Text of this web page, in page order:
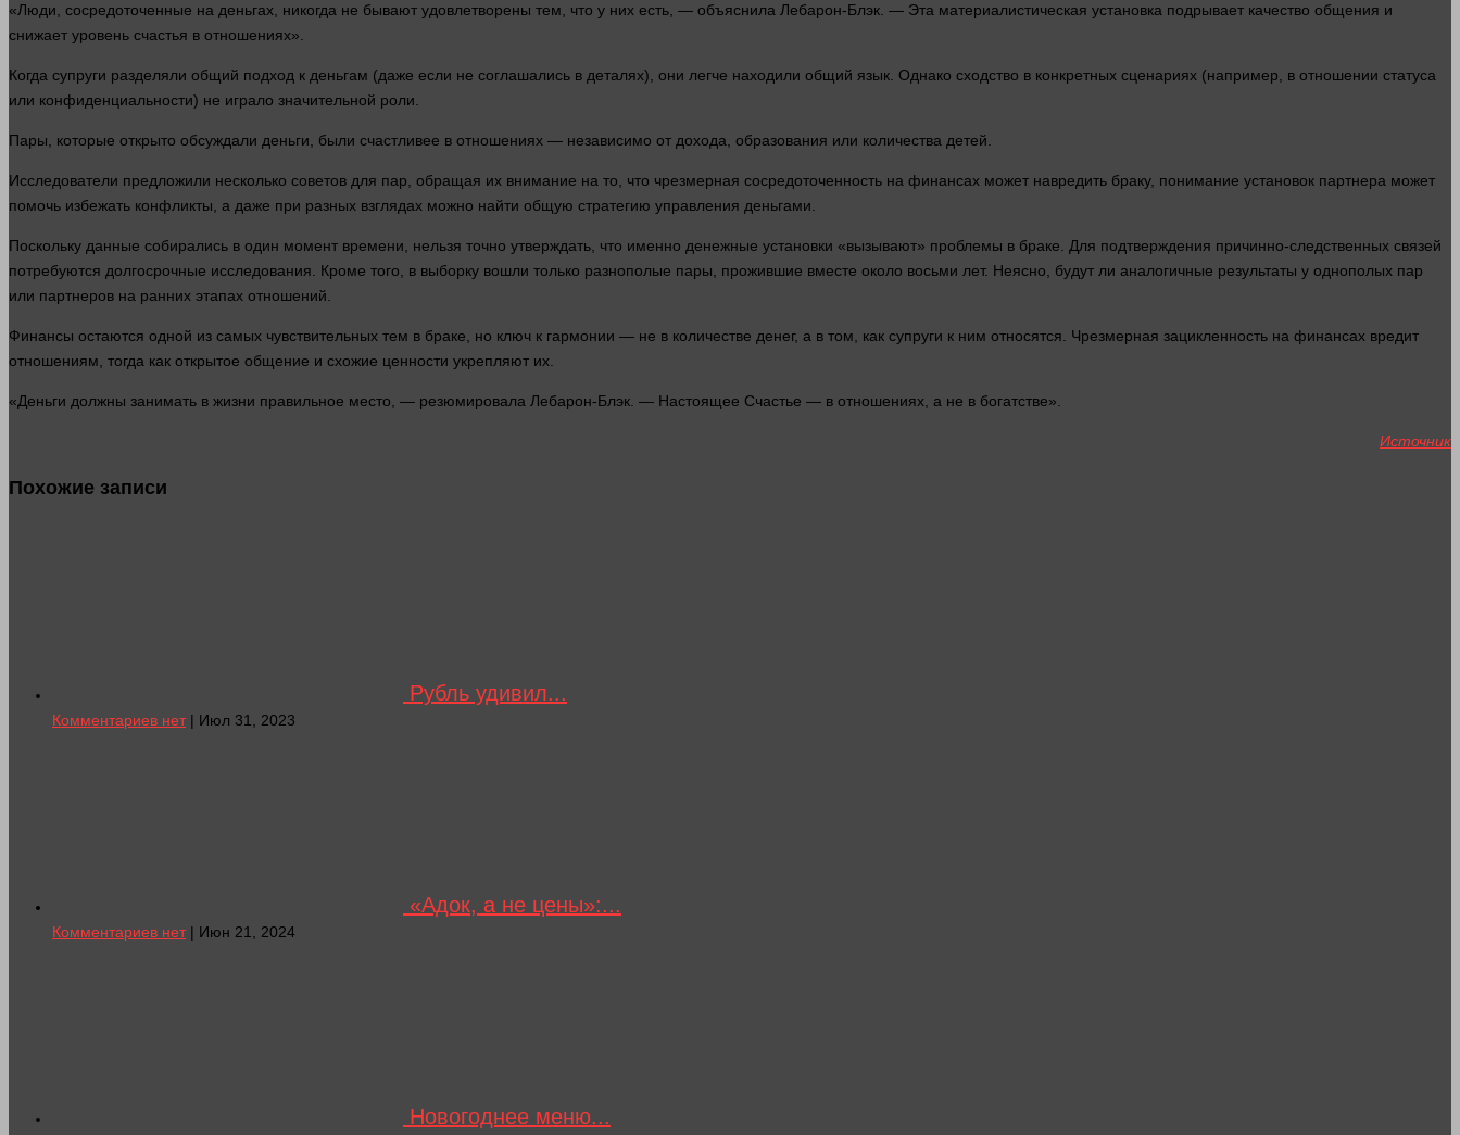
«Люди, сосредоточенные на деньгах, никогда не бывают удовлетворены тем, что у них есть, — объяснила Лебарон-Блэк. — Эта материалистическая установка подрывает качество общения и
снижает уровень счастья в отношениях».
Когда супруги разделяли общий подход к деньгам (даже если не соглашались в деталях), они легче находили общий язык . Однако сходство в конкретных сценариях (например , в отношении статуса
или конфиденциальности) не играло значительной роли.
Пары, которые открыто обсуждали деньги , были счастливее в отношениях — независимо от дохода, образования или количества детей
Исследователи предложили несколько советов для пар, обращая их внимание на то, что чрезмерная сосредоточенность на финансах может навредить браку, понимание установок партнера может
помочь избежать конфликты, а даже при разных взглядах можно найти общую стратегию управления деньгами
Поскольку данные собирались в один момент времени нельзя точно утверждать, что именно денежные установки «вызывают» проблемы в браке. Для подтверждения причинно-следственных связей
потребуются долгосрочные исследования. Кроме того, в выборку вошли только разнополые пары, прожившие вместе около восьми лет. Неясно, будут ли аналогичные результаты у однополых пар
или партнеров на ранних этапах отношений.
Финансы остаются одной из самых чувствительных тем в браке, но ключ к гармонии — не в количестве денег, а в том, как супруги к ним относятся. Чрезмерная зацикленность на финансах вредит
отношениям, тогда как открытое общение и схожие ценности укрепляют их.
«Деньги должны занимать в жизни правильное место , — резюмировала Лебарон-Блэк. — Настоящее Счастье — в отношениях, а не в богатстве».
Источник
Похожие записи
Рубль удивил...
Комментариев нет| Июл 31, 2023
«Адок, а не цены»:...
Комментариев нет| Июн 21, 2024
Новогоднее меню...